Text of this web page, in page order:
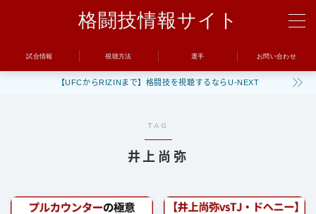
格闘技情報サイト
MENU
ONE
試合情報 視聴方法 選手 お問い合わせ
【UFCからRIZINまで】格闘技を視聴するならU-NEXT
TAG
井上尚弥